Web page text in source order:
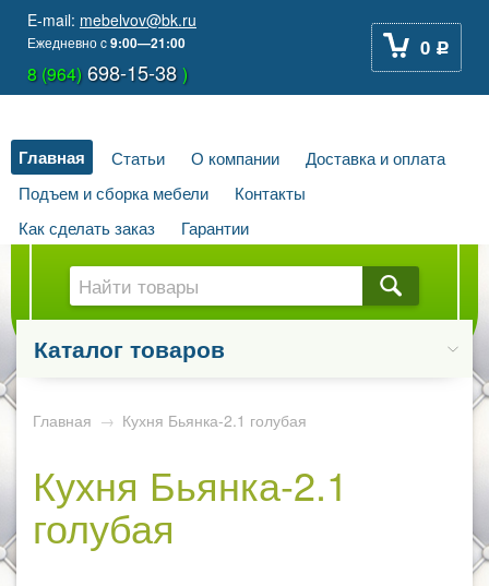
E-mail: mebelvov@bk.ru
Ежедневноc9:00—21:00
8 (964) 698-15-38)
0 Р
Главная Статьи О компании
Доставка и оплата
Подъем и сборка мебели
Контакты
Как сделать заказ
Гарантии
Каталог товаров
Главная → Кухня Бьянка-2.1 голубая
Кухня Бьянка-2.1
голубая